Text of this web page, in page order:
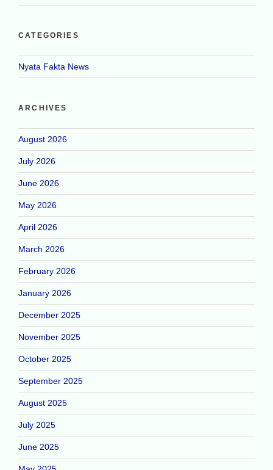
CATEGORIES
Nyata Fakta News
ARCHIVES
August 2026
July 2026
June 2026
May 2026
April 2026
March 2026
February 2026
January 2026
December 2025
November 2025
October 2025
September 2025
August 2025
July 2025
June 2025